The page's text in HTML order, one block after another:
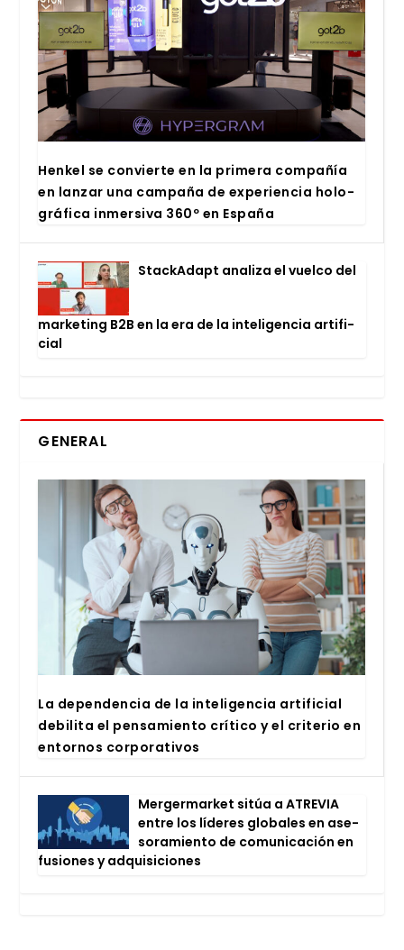
Hen­kel se con­vier­te en la pri­me­ra com­pa­ñía
en lan­zar una cam­pa­ña de expe­rien­cia holo­
grá­fi­ca inmer­si­va 360º en Espa­ña
Stac­kA­dapt ana­li­za el vuel­co del
mar­ke­ting B2B en la era de la inte­li­gen­cia arti­fi­
cial
GENERAL
La depen­den­cia de la inte­li­gen­cia arti­fi­cial
debi­li­ta el pen­sa­mien­to crí­ti­co y el cri­te­rio en
entor­nos cor­po­ra­ti­vos
Mer­ger­mar­ket sitúa a ATRE­VIA
entre los líde­res glo­ba­les en ase­
so­ra­mien­to de comu­ni­ca­ción en
fusio­nes y adqui­si­cio­nes